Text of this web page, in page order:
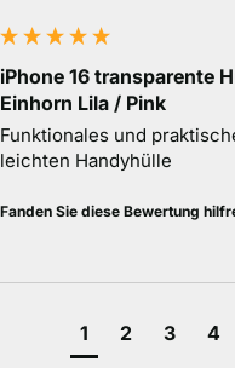
iPhone 16 transparente
Einhorn Lila / Pink
Funktionales und
leichten Handyhülle
Fanden Sie diese Bewertung
1 2 3 4